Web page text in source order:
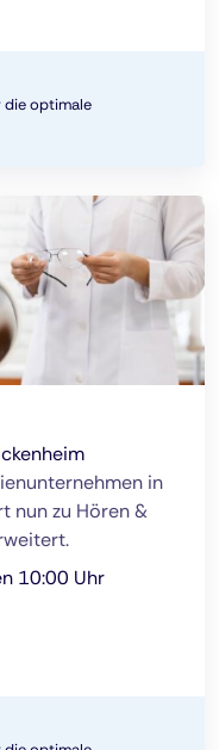
die optimale
in
nun zu Hören &
10:00 Uhr